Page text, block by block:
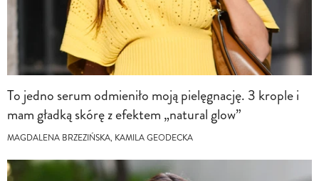
To jedno serum odmieniło moją pielęgnację. 3 krople i
mam gładką skórę z efektem „natural glow”
MAGDALENA BRZEZIŃSKA, KAMILA GEODECKA